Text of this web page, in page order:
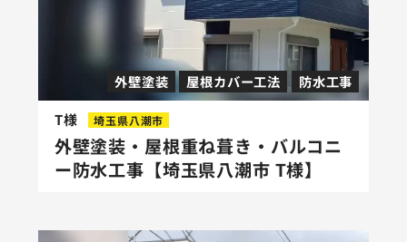
外壁塗装 屋根カバー工法 防水工事
T様 埼玉県八潮市
外壁塗装・屋根重ね葺き・バルコニ
ー防水工事【埼玉県八潮市 T様】